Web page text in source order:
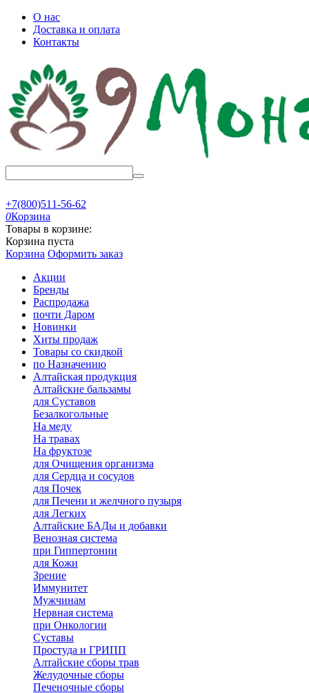
О нас
Доставка и оплата
Контакты
+7(800)511-56-62
0Корзина
Товары в корзине:
Корзина пуста
Корзина Оформить заказ
Акции
Бренды
Распродажа
почти Даром
Новинки
Хиты продаж
Товары со скидкой
по Назначению
Алтайская продукция
Алтайские бальзамы
для Суставов
Безалкогольные
На меду
На травах
На фруктозе
для Очищения организма
для Сердца и сосудов
для Почек
для Печени и желчного пузыря
для Легких
Алтайские БАДы и добавки
Венозная система
при Гиппертонии
для Кожи
Зрение
Иммунитет
Мужчинам
Нервная система
при Онкологии
Суставы
Простуда и ГРИПП
Алтайские сборы трав
Желудочные сборы
Печеночные сборы